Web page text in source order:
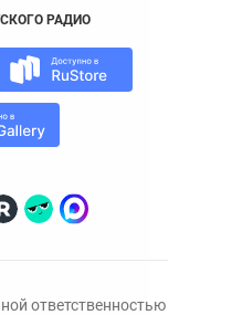
РАДИО
ответственностью